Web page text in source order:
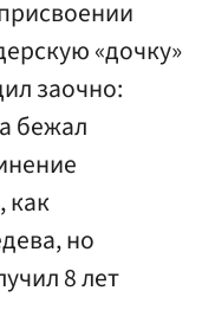
«дочку»
заочно:
бежал
как
но
8 лет